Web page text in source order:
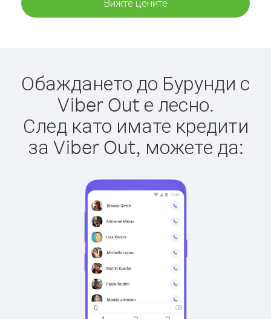
Вижте цените
Обаждането до Бурунди с
Viber Out е лесно.
След като имате кредити
за Viber Out, можете да: